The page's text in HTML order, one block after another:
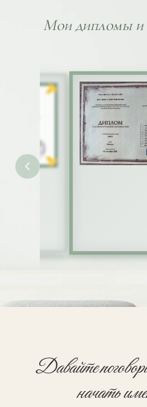
Мои дипломы и
Давайте
начать